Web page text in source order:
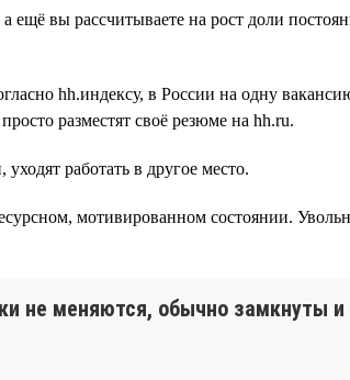
вы рассчитываете на рост доли
hh.индексу, в России на одну
разместят своё резюме на hh.ru.
работать в другое место.
мотивированном состоянии.
не меняются, обычно замкнуты